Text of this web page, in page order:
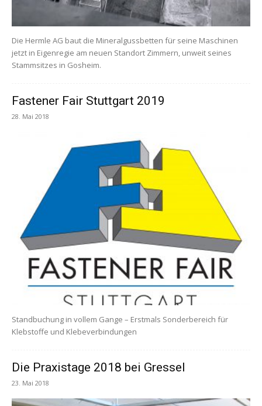
Die Hermle AG baut die Mineralgussbetten für seine Maschinen
jetzt in Eigenregie am neuen Standort Zimmern, unweit seines
Stammsitzes in Gosheim.
Fastener Fair Stuttgart 2019
28. Mai 2018
Standbuchung in vollem Gange – Erstmals Sonderbereich für
Klebstoffe und Klebeverbindungen
Die Praxistage 2018 bei Gressel
23. Mai 2018